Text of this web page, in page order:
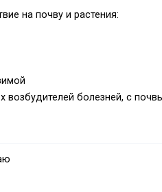
на почву и растения:
болезней, с
корней